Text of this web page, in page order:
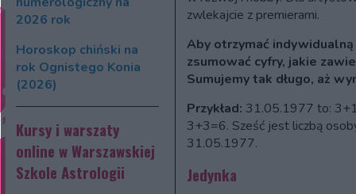
2026 rok
Horoskop chiński na
rok Ognistego Konia
(2026)
Kursy i warszaty
online w Warszawskiej
Szkole Astrologii
zwlekajcie z premierami.
Aby otrzymać
zsumować cyfry, jakie
Sumujemy tak długo, aż
Przykład: 31.05.1977 to:
3+3=6. Sześć jest liczbą
31.05.1977.
Jedynka